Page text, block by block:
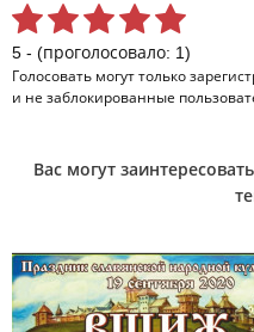
5 - (проголосовало: 1)
Голосовать могут только
и не заблокированные
Вас могут